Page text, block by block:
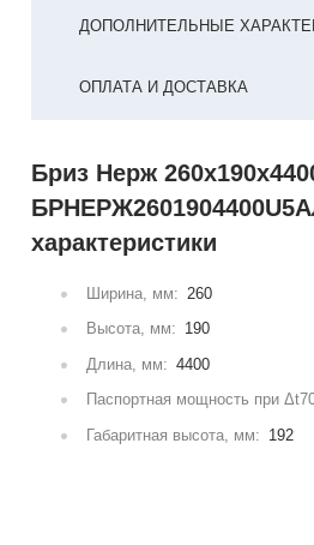
ДОПОЛНИТЕЛЬНЫЕ
ОПЛАТА И ДОСТАВКА
Бриз Нерж
характеристики
Ширина, мм: 260
Высота, мм: 190
Длина, мм: 4400
Паспортная мощность при
Габаритная высота, мм: 192